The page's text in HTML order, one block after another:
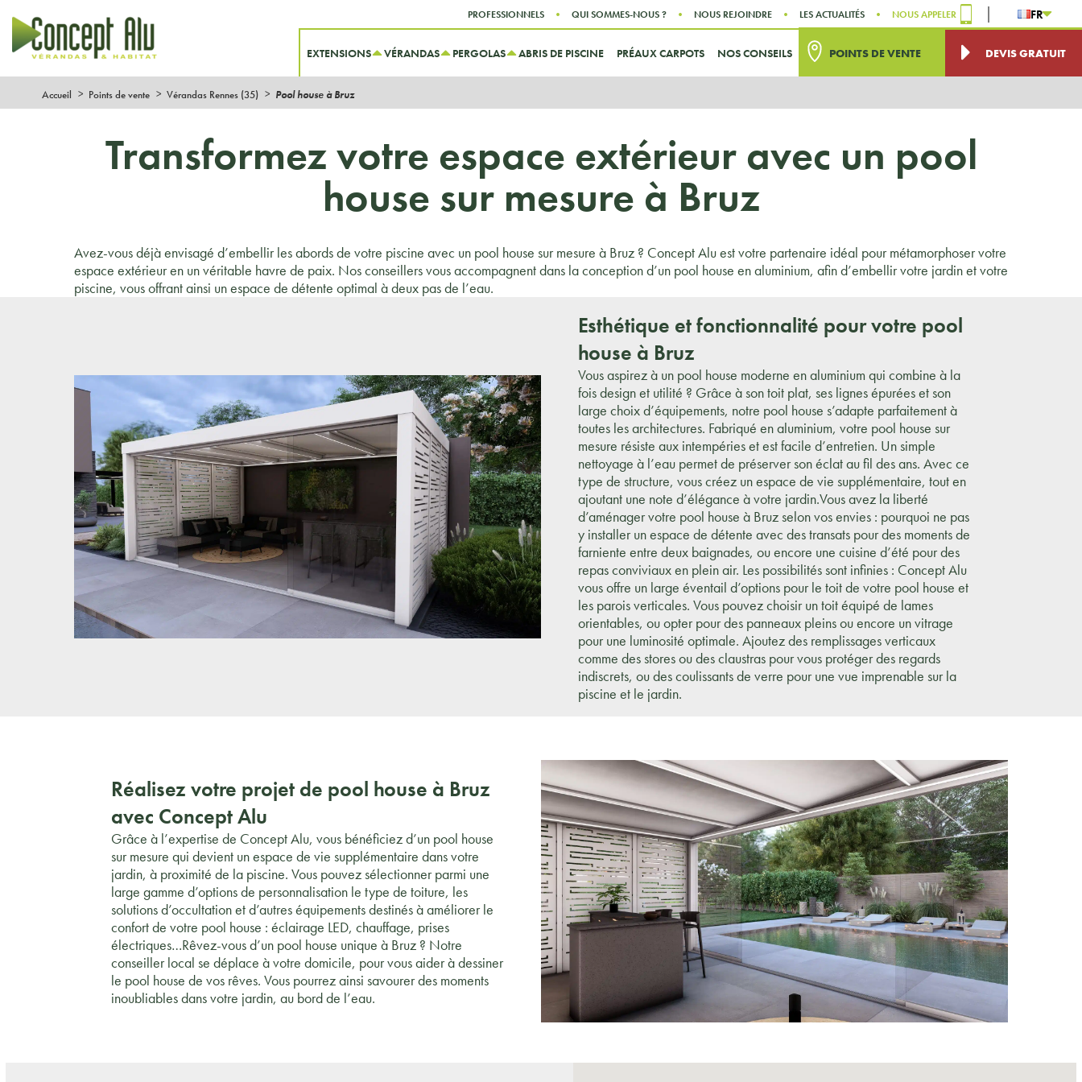
Aller au menu
Aller au contenu
PROFESSIONNELS QUI SOMMES-NOUS ? NOUS REJOINDRE LES ACTUALITÉS NOUS APPELER FR
EXTENSIONS VÉRANDAS PERGOLAS ABRIS DE PISCINE PRÉAUX CARPOTS NOS CONSEILS POINTS DE VENTE DEVIS GRATUIT
Accueil Points de vente Vérandas Rennes (35) Pool house à Bruz
Transformez votre espace extérieur avec un pool
house sur mesure à Bruz
Avez-vous déjà envisagé d’embellir les abords de votre piscine avec un pool house sur mesure à Bruz ? Concept Alu est votre partenaire idéal pour métamorphoser votre
espace extérieur en un véritable havre de paix. Nos conseillers vous accompagnent dans la conception d’un pool house en aluminium, afin d’embellir votre jardin et votre
piscine, vous offrant ainsi un espace de détente optimal à deux pas de l’eau.
Esthétique et fonctionnalité pour votre pool
house à Bruz
Vous aspirez à un pool house moderne en aluminium qui combine à la
fois design et utilité ? Grâce à son toit plat, ses lignes épurées et son
large choix d’équipements, notre pool house s’adapte parfaitement à
toutes les architectures. Fabriqué en aluminium, votre pool house sur
mesure résiste aux intempéries et est facile d’entretien. Un simple
nettoyage à l’eau permet de préserver son éclat au fil des ans. Avec ce
type de structure, vous créez un espace de vie supplémentaire, tout en
ajoutant une note d’élégance à votre jardin.Vous avez la liberté
d’aménager votre pool house à Bruz selon vos envies : pourquoi ne pas
y installer un espace de détente avec des transats pour des moments de
farniente entre deux baignades, ou encore une cuisine d’été pour des
repas conviviaux en plein air. Les possibilités sont infinies : Concept Alu
vous offre un large éventail d’options pour le toit de votre pool house et
les parois verticales. Vous pouvez choisir un toit équipé de lames
orientables, ou opter pour des panneaux pleins ou encore un vitrage
pour une luminosité optimale. Ajoutez des remplissages verticaux
comme des stores ou des claustras pour vous protéger des regards
indiscrets, ou des coulissants de verre pour une vue imprenable sur la
piscine et le jardin.
Réalisez votre projet de pool house à Bruz
avec Concept Alu
Grâce à l’expertise de Concept Alu, vous bénéficiez d’un pool house
sur mesure qui devient un espace de vie supplémentaire dans votre
jardin, à proximité de la piscine. Vous pouvez sélectionner parmi une
large gamme d’options de personnalisation le type de toiture, les
solutions d’occultation et d’autres équipements destinés à améliorer le
confort de votre pool house : éclairage LED, chauffage, prises
électriques…Rêvez-vous d’un pool house unique à Bruz ? Notre
conseiller local se déplace à votre domicile, pour vous aider à dessiner
le pool house de vos rêves. Vous pourrez ainsi savourer des moments
inoubliables dans votre jardin, au bord de l’eau.